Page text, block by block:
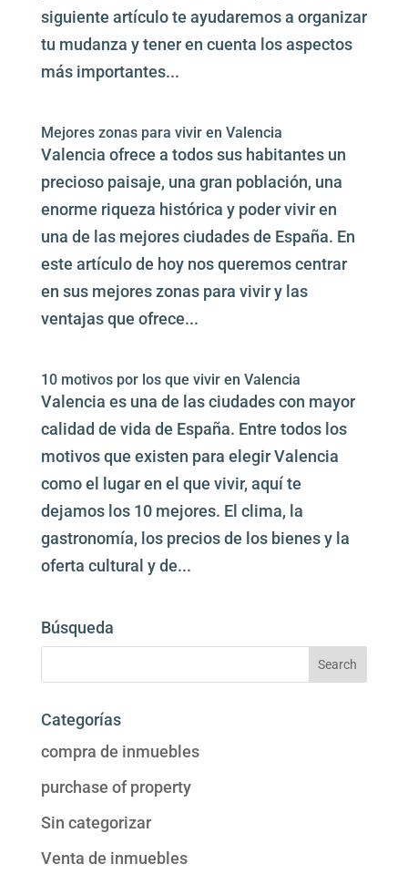
siguiente artículo te ayudaremos a organizar
tu mudanza y tener en cuenta los aspectos
más importantes...
Mejores zonas para vivir en Valencia
Valencia ofrece a todos sus habitantes un
precioso paisaje, una gran población, una
enorme riqueza histórica y poder vivir en
una de las mejores ciudades de España. En
este artículo de hoy nos queremos centrar
en sus mejores zonas para vivir y las
ventajas que ofrece...
10 motivos por los que vivir en Valencia
Valencia es una de las ciudades con mayor
calidad de vida de España. Entre todos los
motivos que existen para elegir Valencia
como el lugar en el que vivir, aquí te
dejamos los 10 mejores. El clima, la
gastronomía, los precios de los bienes y la
oferta cultural y de...
Búsqueda
Categorías
compra de inmuebles
purchase of property
Sin categorizar
Venta de inmuebles